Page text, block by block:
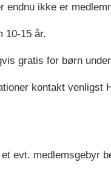
endnu ikke er
10-15 år.
gratis for børn
kontakt venligst
evt. medlemsgebyr